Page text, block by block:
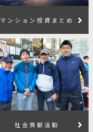
マンション投資まとめ
社会貢献活動